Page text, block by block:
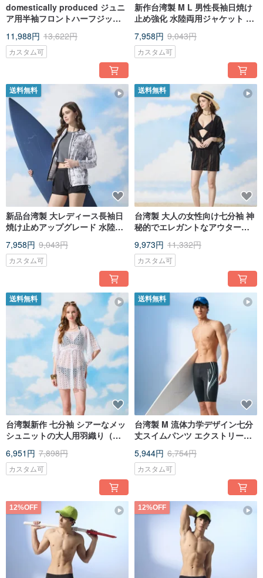
domestically produced ジュニ
ア用半袖フロントハーフジップ
日焼け対策強化
11,988円 13,622円
カスタム可
新作台湾製 M L 男性長袖日焼け
止め強化 水陸両用ジャケット ユ
7,958円 9,043円
カスタム可
送料無料
新品台湾製 大レディース長袖日
焼け止めアップグレード 水陸両
7,958円 9,043円
カスタム可
送料無料
台湾製 大人の女性向け七分袖 神
秘的でエレガントなアウターカ
ニは含まれません)
9,973円 11,332円
カスタム可
送料無料
台湾製新作 七分袖 シアーなメッ
シュニットの大人用羽織り（ビ
6,951円 7,898円
カスタム可
送料無料
台湾製 M 流体力学デザイン七分
丈スイムパンツ エクストリーム
5,944円 6,754円
カスタム可
12%OFF 12%OFF